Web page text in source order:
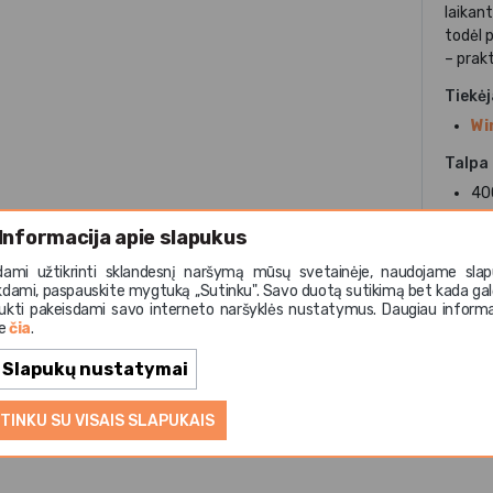
Informacija apie slapukus
užtikrinti sklandesnį naršymą mūsų svetainėje, naudojame
paspauskite mygtuką ,,Sutinku". Savo duotą sutikimą bet kada
pakeisdami savo interneto naršyklės nustatymus. Daugiau
čia.
Slapukų nustatymai
SU VISAIS SLAPUKAIS
todėl
–
Talpa